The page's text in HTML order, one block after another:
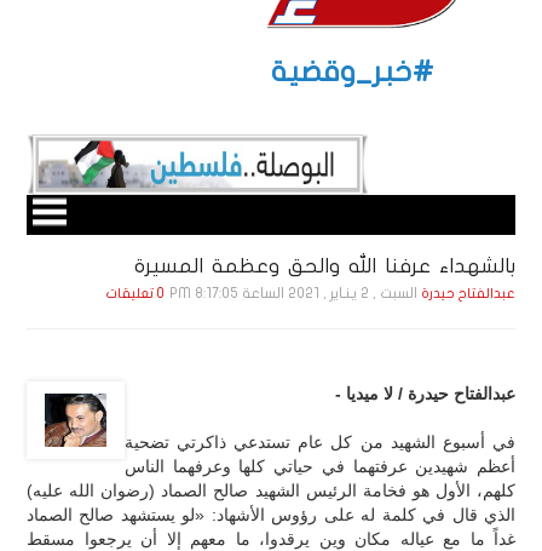
#خبر_وقضية
بالشهداء عرفنا الله والحق وعظمة المسيرة
عبدالفتاح حيدرة السبت , 2 يـنـاير , 2021 الساعة 8:17:05 PM 0 تعليقات
عبدالفتاح حيدرة / لا ميديا -
في أسبوع الشهيد من كل عام تستدعي ذاكرتي تضحية
أعظم شهيدين عرفتهما في حياتي كلها وعرفهما الناس
كلهم، الأول هو فخامة الرئيس الشهيد صالح الصماد (رضوان الله عليه)
الذي قال في كلمة له على رؤوس الأشهاد: «لو يستشهد صالح الصماد
غداً ما مع عياله مكان وين يرقدوا، ما معهم إلا أن يرجعوا مسقط